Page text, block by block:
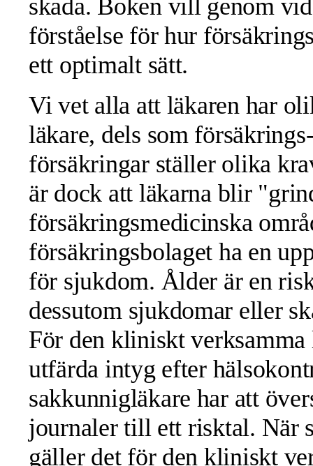
skada. Boken vill genom
förståelse för hur
ett optimalt sätt.
Vi vet alla att läkaren har
läkare, dels som
försäkringar ställer olika
är dock att läkarna blir
försäkringsmedicinska
försäkringsbolaget ha en
för sjukdom. Ålder är en
dessutom sjukdomar eller
För den kliniskt verksamma
utfärda intyg efter
sakkunnigläkare har att
journaler till ett risktal. När
gäller det för den kliniskt